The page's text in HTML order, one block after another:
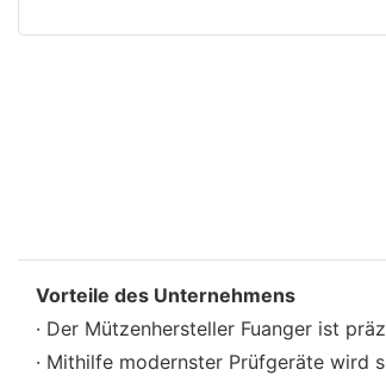
Vorteile des Unternehmens
· Der Mützenhersteller Fuanger ist
· Mithilfe modernster Prüfgeräte wird